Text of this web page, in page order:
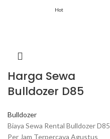
Hot
Harga Sewa
Bulldozer D85
Bulldozer
Biaya Sewa Rental Bulldozer D85
Per Jam Terpercaya Agustus